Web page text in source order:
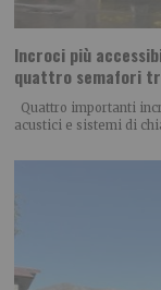
Incroci più
quattro semafori
Quattro importanti
acustici e sistemi di